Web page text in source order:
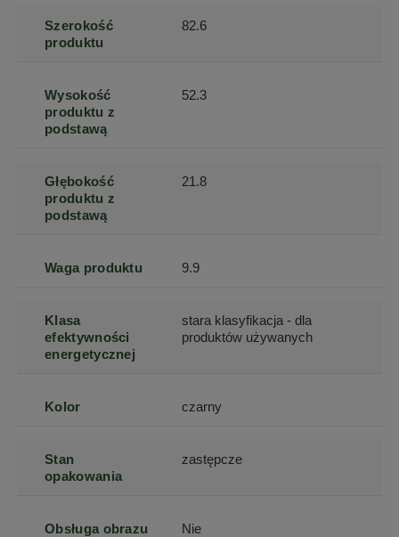
Szerokość
produktu
82.6
Wysokość
produktu z
podstawą
52.3
Głębokość
produktu z
podstawą
21.8
Waga produktu 9.9
Klasa
efektywności
energetycznej
stara klasyfikacja - dla
produktów używanych
Kolor czarny
Stan
opakowania
zastępcze
Obsługa obrazu
Nie